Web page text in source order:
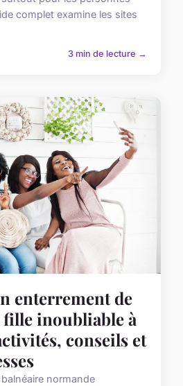
complet examine les sites
3 min de lecture →
enterrement de
fille inoubliable à
conseils et
normande